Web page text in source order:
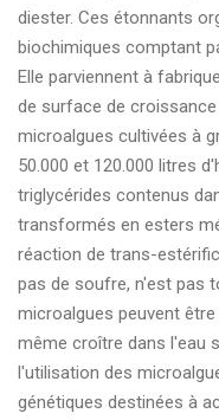
diester. Ces étonnants
biochimiques comptant
Elle parviennent à
de surface de
microalgues cultivées à
50.000 et 120.000 litres
triglycérides contenus
transformés en esters
réaction de trans-
pas de soufre, n'est pas
microalgues peuvent
même croître dans l'eau
l'utilisation des
génétiques destinées à